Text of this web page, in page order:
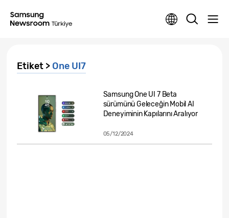
Etiket > One UI7
Samsung One UI 7 Beta
sürümünü Geleceğin Mobil AI
Deneyiminin Kapılarını Aralıyor
05/12/2024